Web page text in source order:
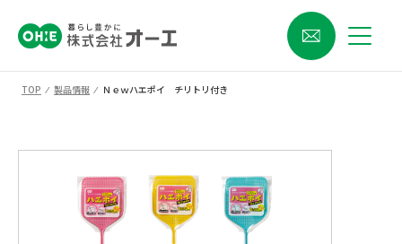
TOP ⁄ 製品情報 ⁄ Ｎｅｗハエポイ チリトリ付き